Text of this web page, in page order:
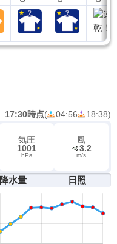
17:30時点( 04:56 18:38)
気圧
1001
hPa
風
3.2
m/s
降水量 日照